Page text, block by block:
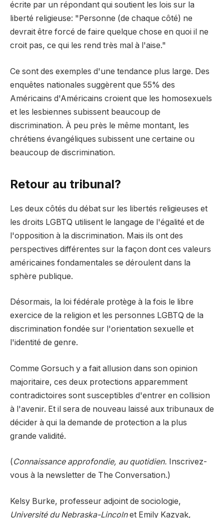
écrite par un répondant qui soutient les lois sur la
liberté religieuse: "Personne (de chaque côté) ne
devrait être forcé de faire quelque chose en quoi il ne
croit pas, ce qui les rend très mal à l'aise."
Ce sont des exemples d'une tendance plus large. Des
enquêtes nationales suggèrent que 55% des
Américains d'Américains croient que les homosexuels
et les lesbiennes subissent beaucoup de
discrimination. À peu près le même montant, les
chrétiens évangéliques subissent une certaine ou
beaucoup de discrimination.
Retour au tribunal?
Les deux côtés du débat sur les libertés religieuses et
les droits LGBTQ utilisent le langage de l'égalité et de
l'opposition à la discrimination. Mais ils ont des
perspectives différentes sur la façon dont ces valeurs
américaines fondamentales se déroulent dans la
sphère publique.
Désormais, la loi fédérale protège à la fois le libre
exercice de la religion et les personnes LGBTQ de la
discrimination fondée sur l'orientation sexuelle et
l'identité de genre.
Comme Gorsuch y a fait allusion dans son opinion
majoritaire, ces deux protections apparemment
contradictoires sont susceptibles d'entrer en collision
à l'avenir. Et il sera de nouveau laissé aux tribunaux de
décider à qui la demande de protection a la plus
grande validité.
(Connaissance approfondie, au quotidien. Inscrivez-
vous à la newsletter de The Conversation.)
Kelsy Burke, professeur adjoint de sociologie,
Université du Nebraska-Lincolnet Emily Kazyak,